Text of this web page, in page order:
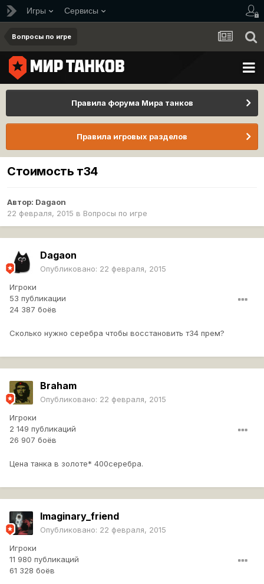
Игры Сервисы
Вопросы по игре
Правила форума Мира танков
Правила игровых разделов
Стоимость т34
Автор: Dagaon
22 февраля, 2015 в Вопросы по игре
Dagaon
Опубликовано: 22 февраля, 2015
Игроки
53 публикации
24 387 боёв
Сколько нужно серебра чтобы восстановить т34 прем?
Braham
Опубликовано: 22 февраля, 2015
Игроки
2 149 публикаций
26 907 боёв
Цена танка в золоте* 400серебра.
lmaginary_friend
Опубликовано: 22 февраля, 2015
Игроки
11 980 публикаций
61 328 боёв